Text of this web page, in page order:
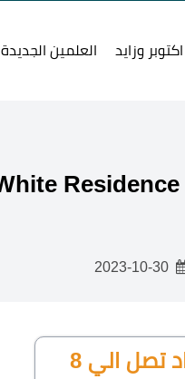
اكتوبر وزايد العلمين الجديدة
مقدم بسيط ومهلة سداد تصل الي 8